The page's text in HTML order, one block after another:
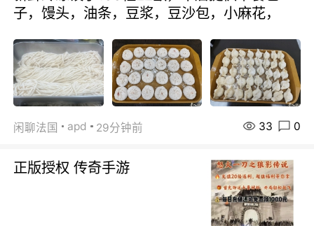
子，馒头，油条，豆浆，豆沙包，小麻花，
闲聊法国 apd 29分钟前 33 0
正版授权 传奇手游